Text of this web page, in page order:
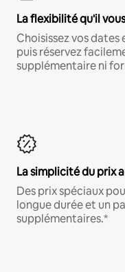
La flexibilité qu'il
Choisissez vos
puis réservez
supplémentaire ni
La simplicité du prix
Des prix spéciaux
longue durée et un
supplémentaires.*